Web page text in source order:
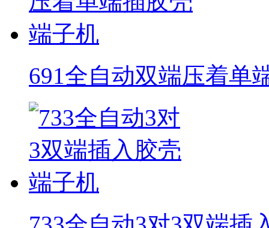
691全自动双端压着单